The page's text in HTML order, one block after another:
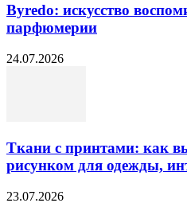
Byredo: искусство
парфюмерии
24.07.2026
Ткани с принтами: как
рисунком для одежды,
23.07.2026